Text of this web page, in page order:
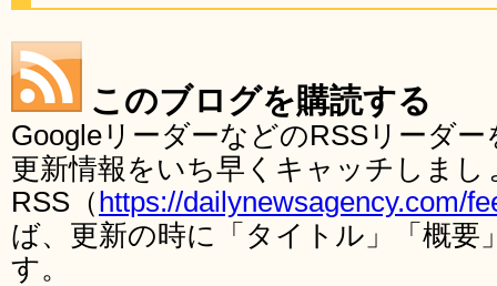
このブログを購読する
GoogleリーダーなどのRSSリーダ
更新情報をいち早くキャッチしま
RSS（ https://dailynewsagency.com/
ば、更新の時に「タイトル」「概要
す。